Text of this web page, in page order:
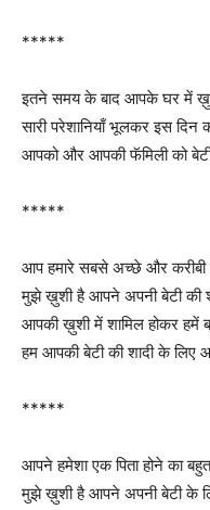
*****
इतने समय के बाद आपके घर में
सारी परेशानियाँ भूलकर इस
आपको और आपकी फॅमिली को बेटी
*****
आप हमारे सबसे अच्छे और करीबी
मुझे ख़ुशी है आपने अपनी बेटी की
आपकी ख़ुशी में शामिल होकर हमें
हम आपकी बेटी की शादी के लिए
*****
आपने हमेशा एक पिता होने का
मुझे ख़ुशी है आपने अपनी बेटी के